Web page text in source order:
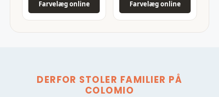
Farvelæg online Farvelæg online
DERFOR STOLER FAMILIER PÅ
COLOMIO